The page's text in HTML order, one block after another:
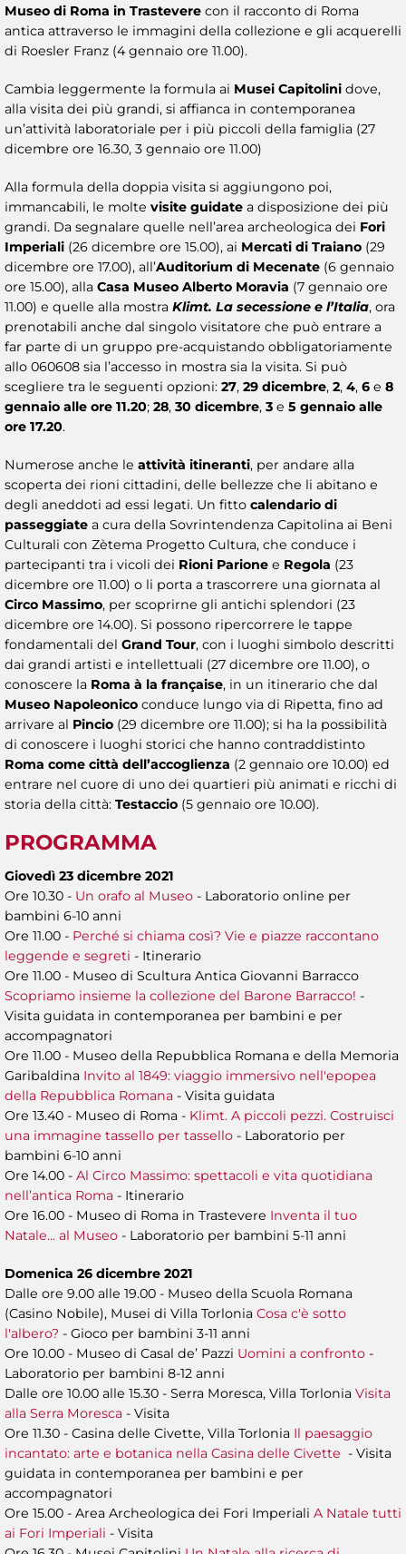
Museo di Roma in Trastevere con il racconto di Roma
antica attraverso le immagini della collezione e gli acquerelli
di Roesler Franz (4 gennaio ore 11.00).
Cambia leggermente la formula ai Musei Capitolini dove,
alla visita dei più grandi, si affianca in contemporanea
un’attività laboratoriale per i più piccoli della famiglia (27
dicembre ore 16.30, 3 gennaio ore 11.00)
Alla formula della doppia visita si aggiungono poi,
immancabili, le molte visite guidate a disposizione dei più
grandi. Da segnalare quelle nell’area archeologica dei Fori
Imperiali (26 dicembre ore 15.00), ai Mercati di Traiano (29
dicembre ore 17.00), all’Auditorium di Mecenate (6 gennaio
ore 15.00), alla Casa Museo Alberto Moravia (7 gennaio ore
11.00) e quelle alla mostra Klimt. La secessione e l’Italia, ora
prenotabili anche dal singolo visitatore che può entrare a
far parte di un gruppo pre-acquistando obbligatoriamente
allo 060608 sia l’accesso in mostra sia la visita. Si può
scegliere tra le seguenti opzioni: 27, 29 dicembre, 2, 4, 6 e 8
gennaio alle ore 11.20; 28, 30 dicembre, 3 e 5 gennaio alle
ore 17.20.
Numerose anche le attività itineranti, per andare alla
scoperta dei rioni cittadini, delle bellezze che li abitano e
degli aneddoti ad essi legati. Un fitto calendario di
passeggiate a cura della Sovrintendenza Capitolina ai Beni
Culturali con Zètema Progetto Cultura, che conduce i
partecipanti tra i vicoli dei Rioni Parione e Regola (23
dicembre ore 11.00) o li porta a trascorrere una giornata al
Circo Massimo, per scoprirne gli antichi splendori (23
dicembre ore 14.00). Si possono ripercorrere le tappe
fondamentali del Grand Tour, con i luoghi simbolo descritti
dai grandi artisti e intellettuali (27 dicembre ore 11.00), o
conoscere la Roma à la française, in un itinerario che dal
Museo Napoleonico conduce lungo via di Ripetta, fino ad
arrivare al Pincio (29 dicembre ore 11.00); si ha la possibilità
di conoscere i luoghi storici che hanno contraddistinto
Roma come città dell’accoglienza (2 gennaio ore 10.00) ed
entrare nel cuore di uno dei quartieri più animati e ricchi di
storia della città: Testaccio (5 gennaio ore 10.00).
PROGRAMMA
Giovedì 23 dicembre 2021
Ore 10.30 - Un orafo al Museo - Laboratorio online per
bambini 6-10 anni
Ore 11.00 - Perché si chiama così? Vie e piazze raccontano
leggende e segreti - Itinerario
Ore 11.00 - Museo di Scultura Antica Giovanni Barracco
Scopriamo insieme la collezione del Barone Barracco! -
Visita guidata in contemporanea per bambini e per
accompagnatori
Ore 11.00 - Museo della Repubblica Romana e della Memoria
Garibaldina Invito al 1849: viaggio immersivo nell'epopea
della Repubblica Romana - Visita guidata
Ore 13.40 - Museo di Roma - Klimt. A piccoli pezzi. Costruisci
una immagine tassello per tassello - Laboratorio per
bambini 6-10 anni
Ore 14.00 - Al Circo Massimo: spettacoli e vita quotidiana
nell’antica Roma - Itinerario
Ore 16.00 - Museo di Roma in Trastevere Inventa il tuo
Natale... al Museo - Laboratorio per bambini 5-11 anni
Domenica 26 dicembre 2021
Dalle ore 9.00 alle 19.00 - Museo della Scuola Romana
(Casino Nobile), Musei di Villa Torlonia Cosa c'è sotto
l'albero? - Gioco per bambini 3-11 anni
Ore 10.00 - Museo di Casal de’ Pazzi Uomini a confronto -
Laboratorio per bambini 8-12 anni
Dalle ore 10.00 alle 15.30 - Serra Moresca, Villa Torlonia Visita
alla Serra Moresca - Visita
Ore 11.30 - Casina delle Civette, Villa Torlonia Il paesaggio
incantato: arte e botanica nella Casina delle Civette - Visita
guidata in contemporanea per bambini e per
accompagnatori
Ore 15.00 - Area Archeologica dei Fori Imperiali A Natale tutti
ai Fori Imperiali - Visita